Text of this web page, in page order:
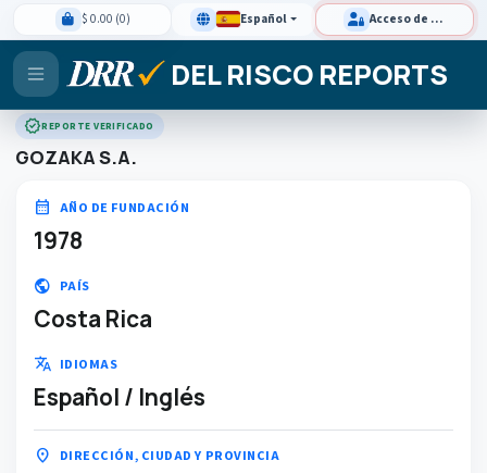
$ 0.00 (0) Español Acceso de clientes
DEL RISCO REPORTS
verifiedREPORTE VERIFICADO
GOZAKA S.A.
calendar_month AÑO DE FUNDACIÓN
1978
public PAÍS
Costa Rica
translate IDIOMAS
Español / Inglés
location_on DIRECCIÓN, CIUDAD Y PROVINCIA